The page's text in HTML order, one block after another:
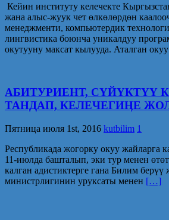
Кейин институту келечекте
жана алыс-жуук чет өлкөлөрдөн
менеджменти, компьютердик
лингвистика боюнча уникалдуу
окутууну максат кылууда. Аталган окуу
АБИТУРИЕНТ, СҮЙҮКТҮҮ
ТАНДАП, КЕЛЕЧЕГИӉЕ
Пятница июля 1st, 2016 kutbilim 1
Республикада жогорку окуу жайларга
11-июлда башталып, эки тур менен
калган адистиктерге гана Билим
министрлигинин уруксаты менен […]